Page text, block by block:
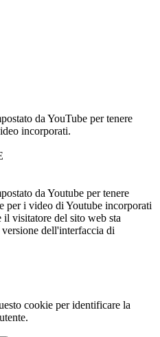
da YouTube per tenere
incorporati.
da Youtube per tenere
per i video di Youtube incorporati
il visitatore del sito web sta
dell'interfaccia di
cookie per identificare la